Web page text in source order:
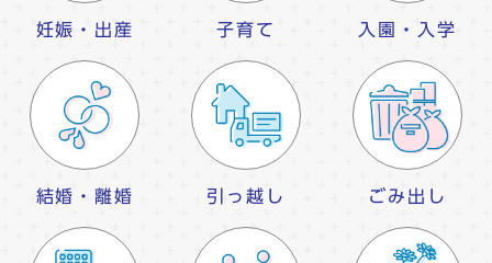
妊娠・出産 子育て 入園・入学
結婚・離婚 引っ越し ごみ出し